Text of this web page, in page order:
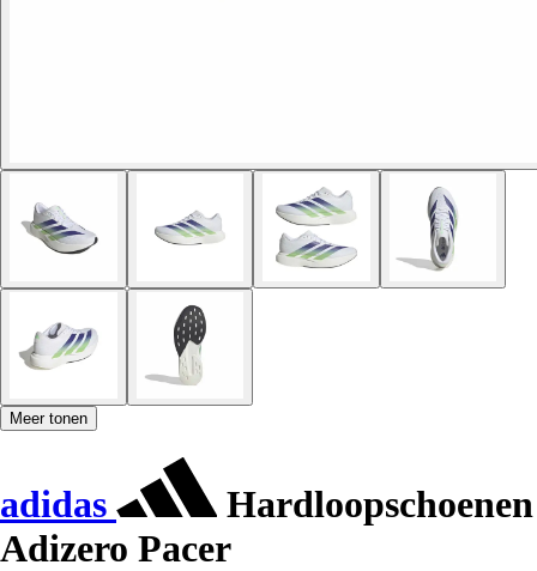
Meer tonen
adidas
Hardloopschoenen
Adizero Pacer